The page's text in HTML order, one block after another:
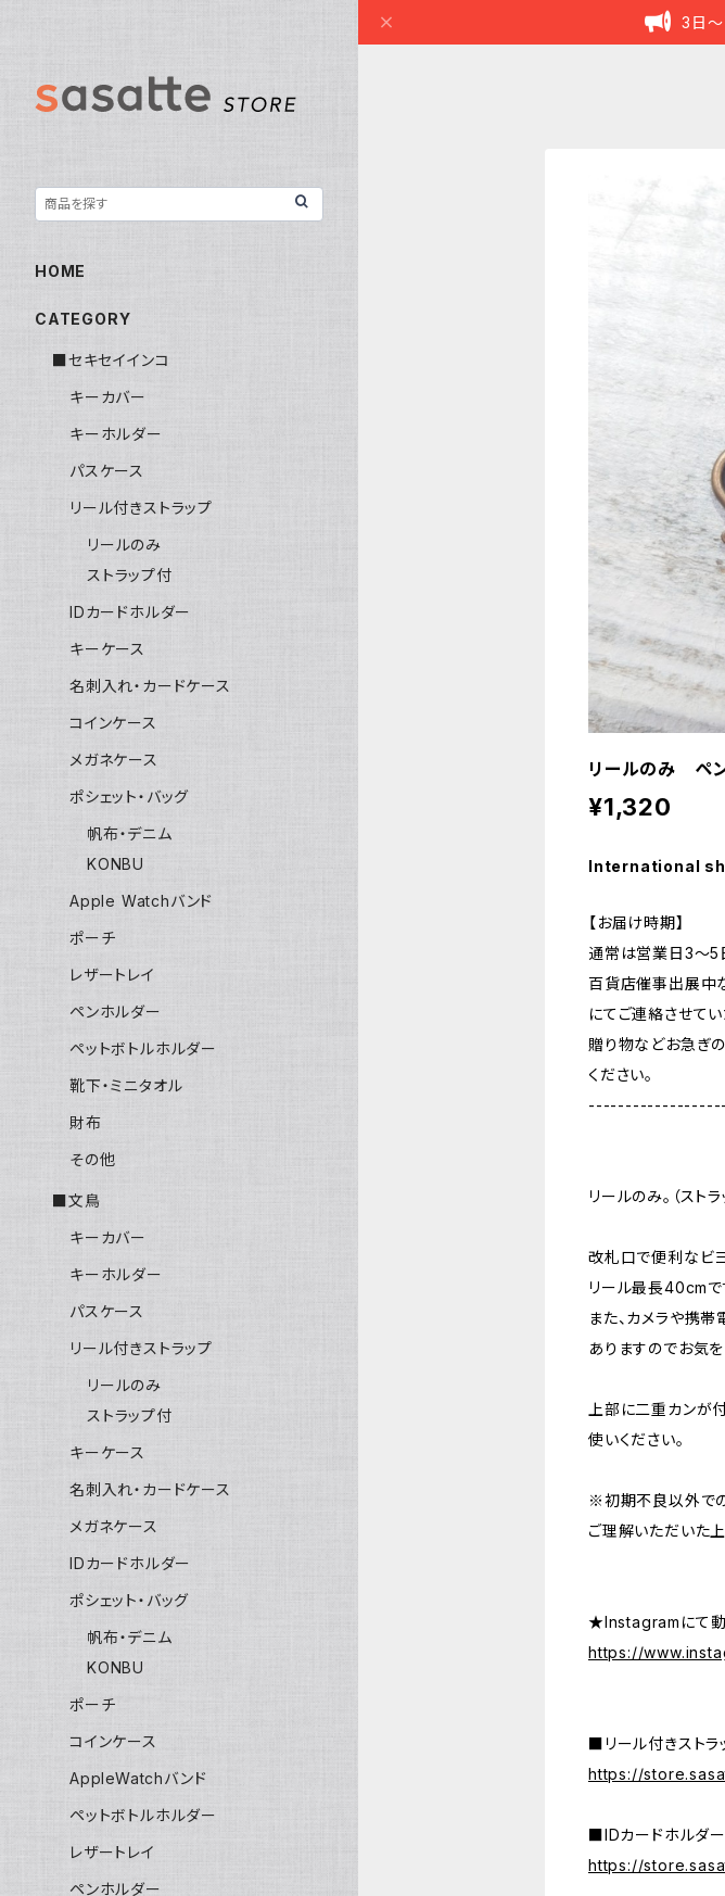
3日～
リールのみ ペ
¥1,320
International
【お届け時期】
通常は営業日3〜5
百貨店催事出展中
にてご連絡させてい
贈り物などお急ぎ
ください。
リールのみ。（スト
改札口で便利なビ
リール最長40cmで
また、カメラや携
ありますのでお気を
上部に二重カンが
使いください。
※初期不良以外で
ご理解いただいた
★Instagramにて動
https://
■リール付きストラ
https://
■IDカードホルダ
https://
HOME
CATEGORY
■セキセイインコ
キーカバー
キーホルダー
パスケース
リール付きストラップ
リールのみ
ストラップ付
IDカードホルダー
キーケース
名刺入れ・カードケース
コインケース
メガネケース
ポシェット・バッグ
帆布・デニム
KONBU
Apple Watchバンド
ポーチ
レザートレイ
ペンホルダー
ペットボトルホルダー
靴下・ミニタオル
財布
その他
■文鳥
キーカバー
キーホルダー
パスケース
リール付きストラップ
リールのみ
ストラップ付
キーケース
名刺入れ・カードケース
メガネケース
IDカードホルダー
ポシェット・バッグ
帆布・デニム
KONBU
ポーチ
コインケース
AppleWatchバンド
ペットボトルホルダー
レザートレイ
ペンホルダー